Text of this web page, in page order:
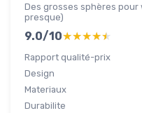
Des grosses sphères pour
presque)
9.0/10★★★★★
★★★★★
Rapport qualité-prix
Design
Materiaux
Durabilite